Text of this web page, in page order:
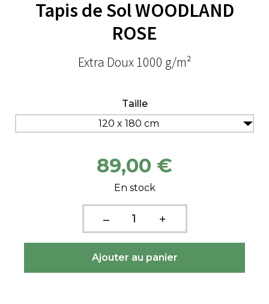
Tapis de Sol WOODLAND
ROSE
Extra Doux 1000 g/m²
Taille
120 x 180 cm
89,00 €
En stock